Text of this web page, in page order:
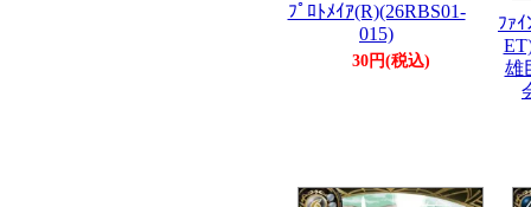
ﾌﾟﾛﾄﾒｲｱ(R)(26RBS01-
015)
30円(税込)
ﾌｧ
雄